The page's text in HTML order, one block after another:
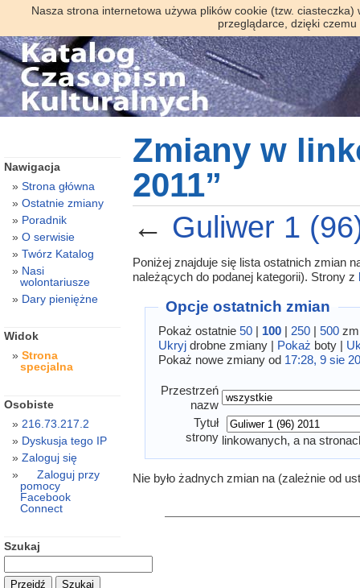
Nasza strona internetowa używa plików cookie (tzw.
przeglądarce, dzięki
Zmiany w
2011”
← Guliwer 1
Poniżej znajduje się lista ostatnich zmian
należących do podanej kategorii). Strony z
Opcje ostatnich zmian
Pokaż ostatnie 50| 100| 250| 500
Ukryjdrobne zmiany | Pokaż boty |
Pokaż nowe zmiany od 17:28, 9 sie
Przestrzeń
nazw
Tytuł
strony linkowanych, a na
Nie było żadnych zmian na (zależnie od
Nawigacja
Strona główna
Ostatnie zmiany
Poradnik
O serwisie
Twórz Katalog
Nasi
wolontariusze
Dary pieniężne
Widok
Strona
specjalna
Osobiste
216.73.217.2
Dyskusja tego IP
Zaloguj się
Zaloguj przy
pomocy
Facebook
Connect
Szukaj